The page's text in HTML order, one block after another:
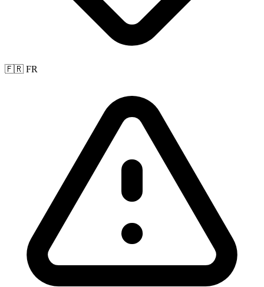
🇫🇷 FR